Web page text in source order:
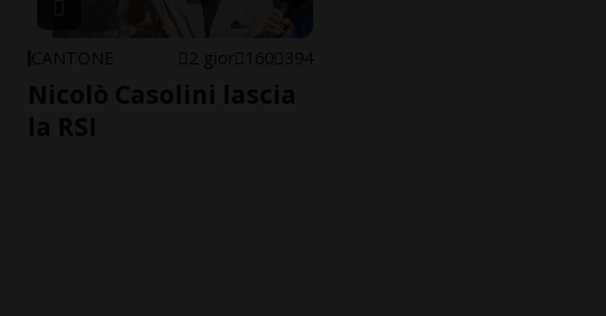
CANTONE 2 gior 160 394
Nicolò Casolini lascia
la RSI